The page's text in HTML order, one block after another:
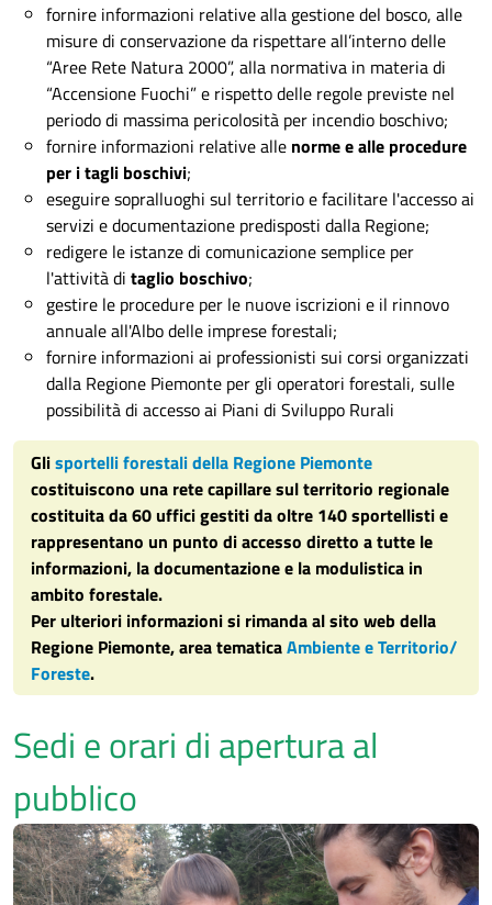
fornire informazioni relative alla gestione del bosco, alle
misure di conservazione da rispettare all’interno delle
“Aree Rete Natura 2000”, alla normativa in materia di
“Accensione Fuochi” e rispetto delle regole previste nel
periodo di massima pericolosità per incendio boschivo;
fornire informazioni relative alle norme e alle procedure
per i tagli boschivi;
eseguire sopralluoghi sul territorio e facilitare l'accesso ai
servizi e documentazione predisposti dalla Regione;
redigere le istanze di comunicazione semplice per
l'attività di taglio boschivo;
gestire le procedure per le nuove iscrizioni e il rinnovo
annuale all'Albo delle imprese forestali;
fornire informazioni ai professionisti sui corsi organizzati
dalla Regione Piemonte per gli operatori forestali, sulle
possibilità di accesso ai Piani di Sviluppo Rurali
Glisportelli forestali della Regione Piemonte
costituiscono una rete capillare sul territorio regionale
costituita da 60 uffici gestiti da oltre 140 sportellisti e
rappresentano un punto di accesso diretto a tutte le
informazioni, la documentazione e la modulistica in
ambito forestale.
Per ulteriori informazioni si rimanda al sito web della
Regione Piemonte, area tematicaAmbiente e Territorio/
Foreste.
Sedi e orari di apertura al
pubblico